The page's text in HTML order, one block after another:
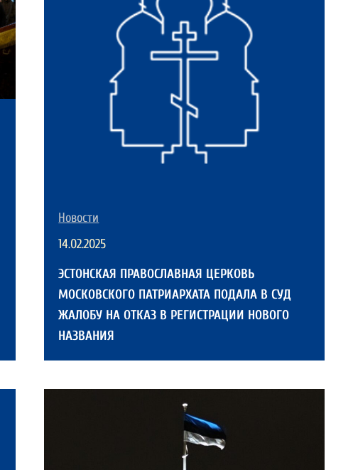
Новости
14.02.2025
ЭСТОНСКАЯ ПРАВОСЛАВНАЯ ЦЕРКОВЬ
МОСКОВСКОГО ПАТРИАРХАТА ПОДАЛА В СУД
ЖАЛОБУ НА ОТКАЗ В РЕГИСТРАЦИИ НОВОГО
НАЗВАНИЯ